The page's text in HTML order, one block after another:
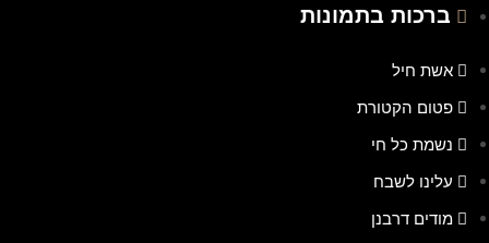
ברכות בתמונות
אשת חיל
פטום הקטורת
נשמת כל חי
עלינו לשבח
מודים דרבנן